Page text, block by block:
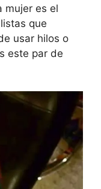
mujer es el
que
usar hilos o
este par de